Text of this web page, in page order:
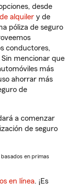
desde
alquiler y de
póliza de seguro
conductores,
Sin mencionar que
más
ahorrar más
de
a comenzar
de seguro
basados en primas
en línea. ¡Es